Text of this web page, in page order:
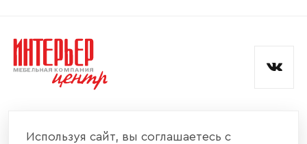
Используя сайт, вы соглашаетесь с